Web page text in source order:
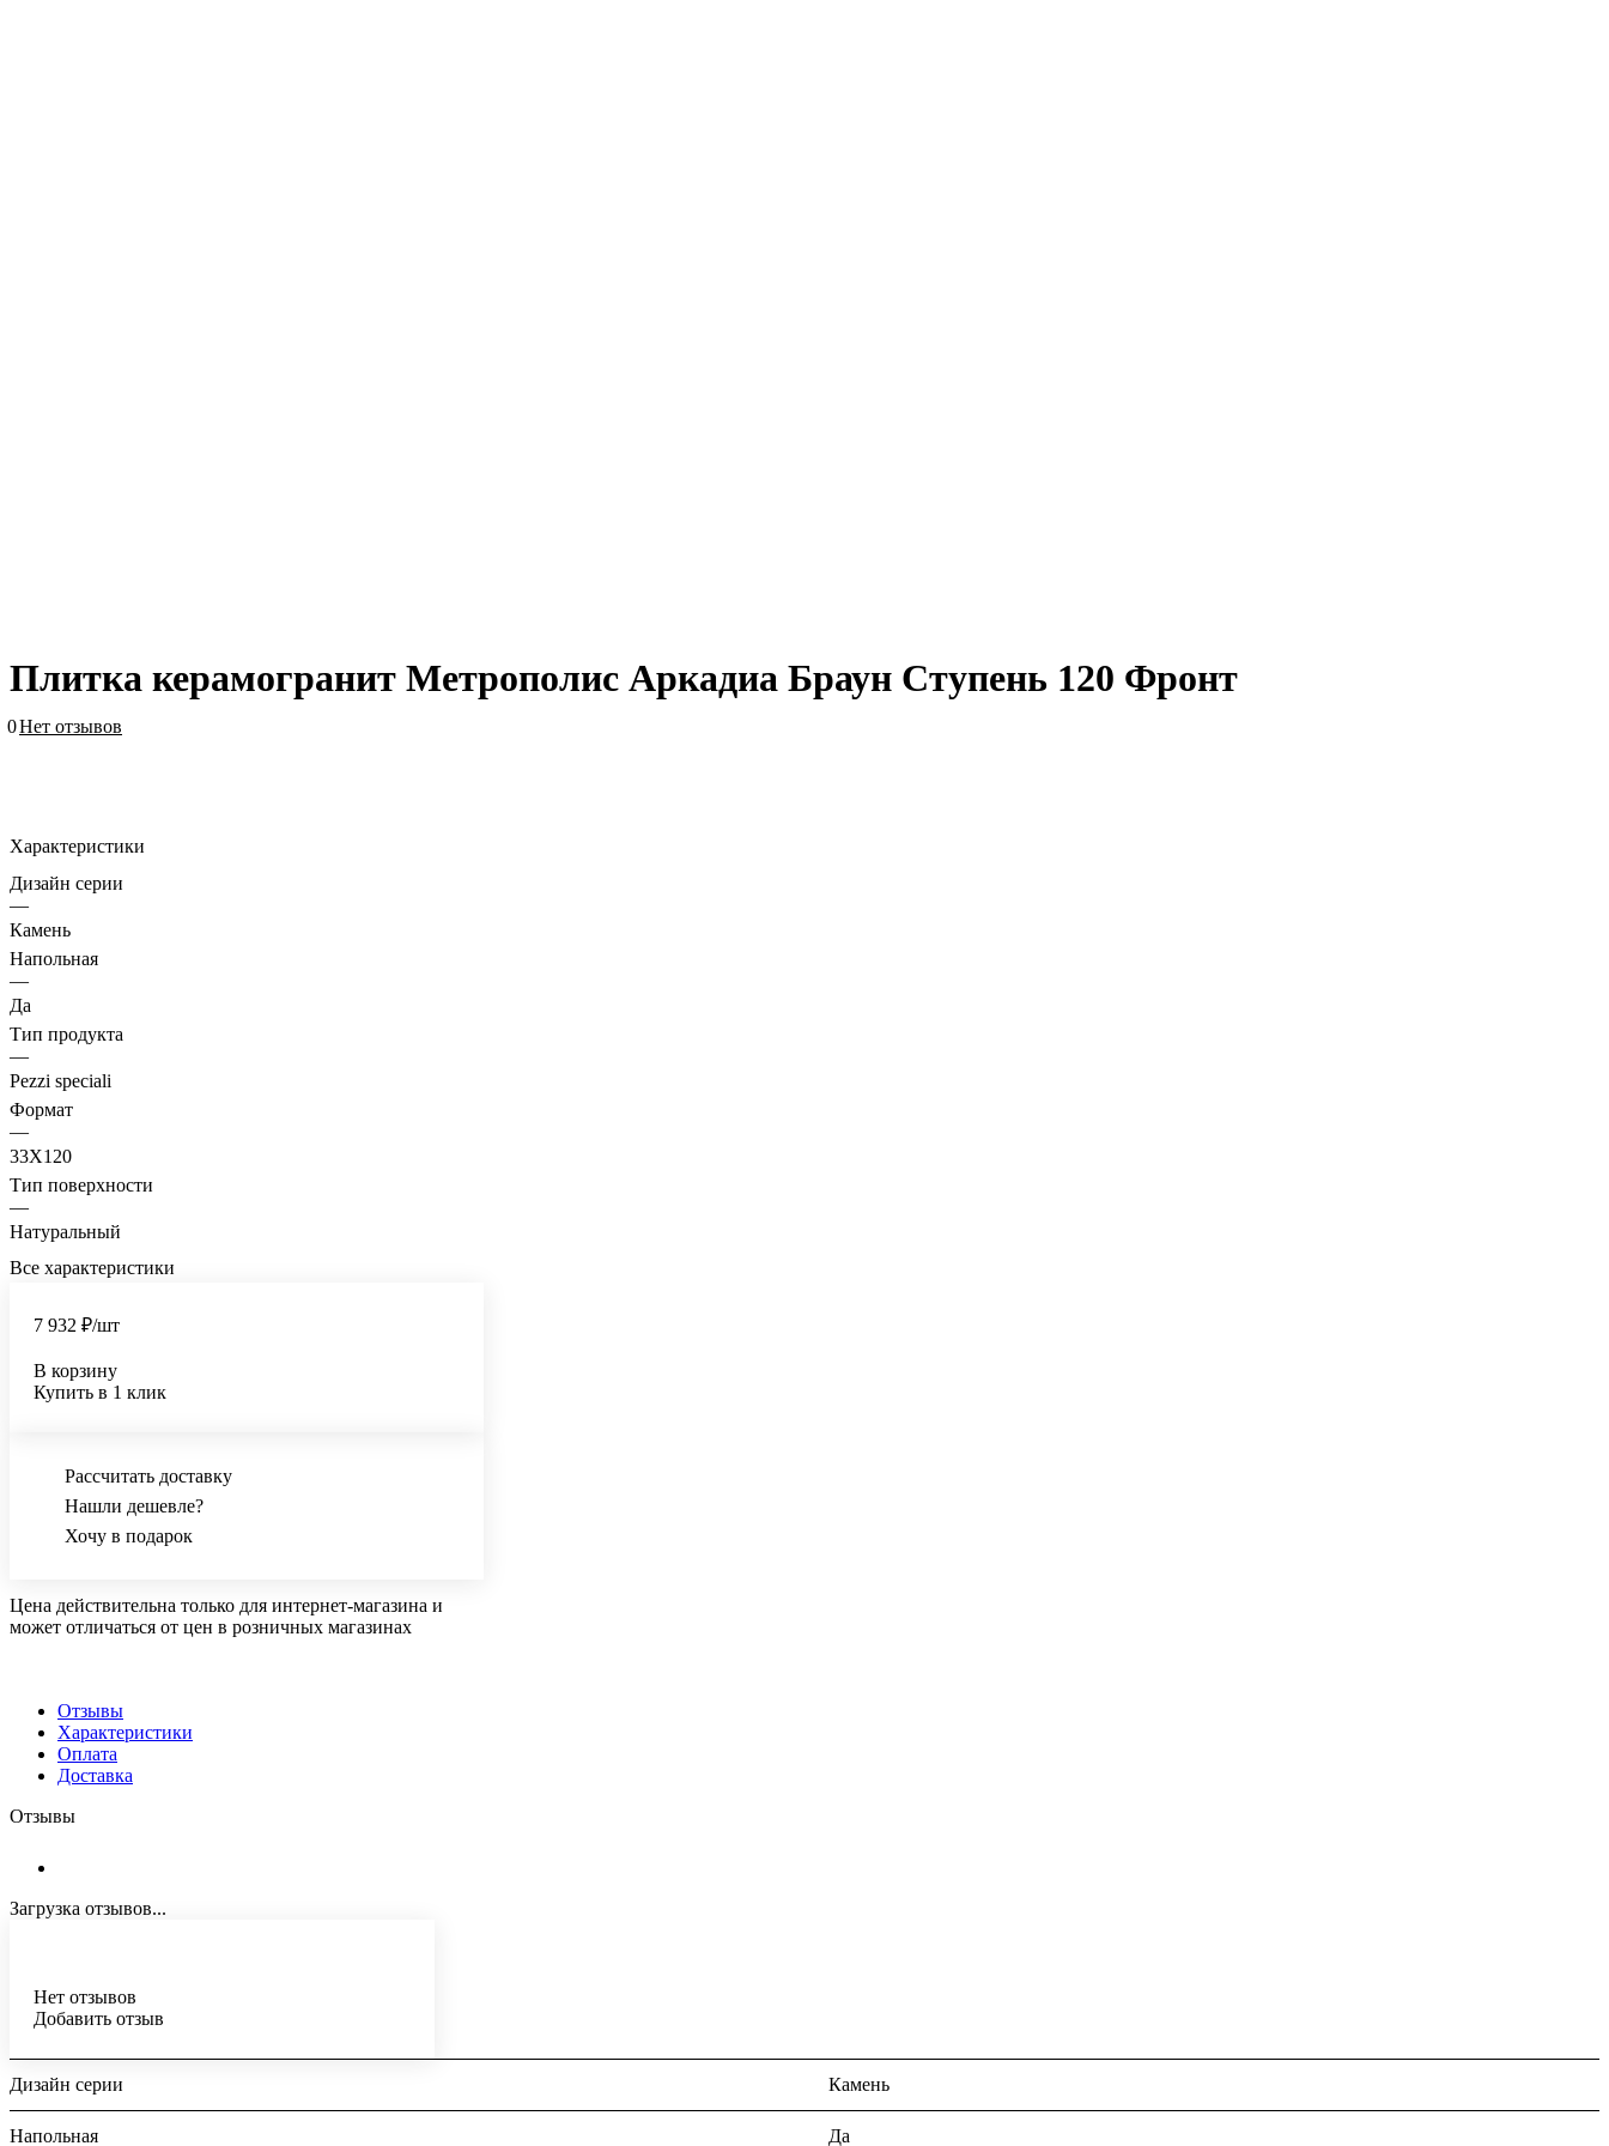
Плитка керамогранит Метрополис Аркадиа Браун Ступень 120 Фронт
0Нет отзывов
Характеристики
Дизайн серии
—
Камень
Напольная
—
Да
Тип продукта
—
Pezzi speciali
Формат
—
33X120
Тип поверхности
—
Натуральный
Все характеристики
7 932 ₽/шт
В корзину
Купить в 1 клик
Рассчитать доставку
Нашли дешевле?
Хочу в подарок
Цена действительна только для интернет-магазина и
может отличаться от цен в розничных магазинах
Отзывы
Характеристики
Оплата
Доставка
Отзывы
Загрузка отзывов...
Нет отзывов
Добавить отзыв
Дизайн серии Камень
Напольная Да